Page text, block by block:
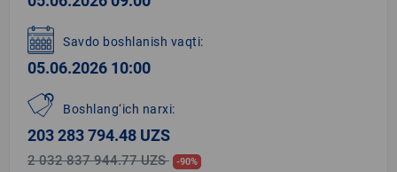
6
Savdo boshlanish vaqti:
05.06.2026 10:00
Boshlang‘ich narxi:
203 283 794.48 UZS
2 032 837 944.77 UZS -90%